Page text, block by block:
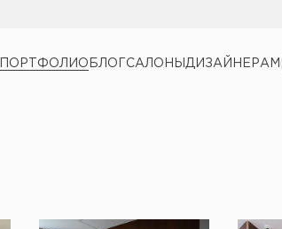
ПОРТФОЛИО БЛОГСАЛОНЫ ДИЗАЙНЕРАМ